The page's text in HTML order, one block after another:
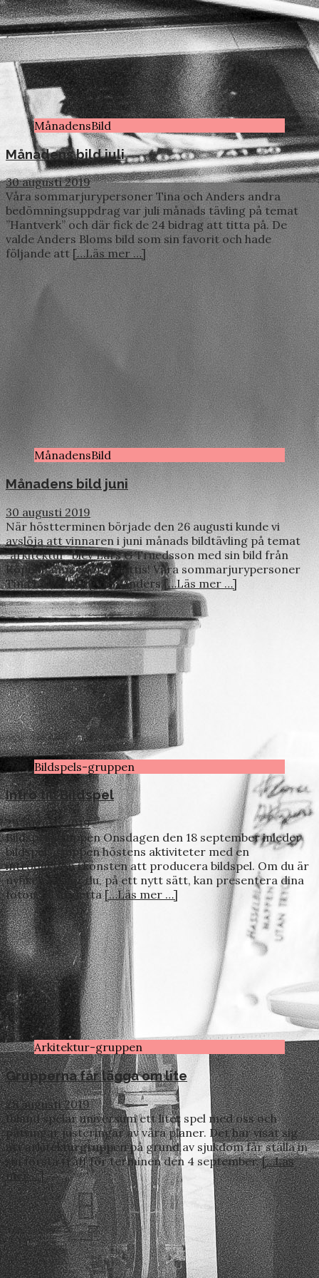
MånadensBild
Månadens bild juli
30 augusti 2019
Våra sommarjurypersoner Tina och Anders andra
bedömningsuppdrag var juli månads tävling på temat
”Hantverk” och där fick de 24 bidrag att titta på. De
valde Anders Bloms bild som sin favorit och hade
följande att[…Läs mer …]
MånadensBild
Månadens bild juni
30 augusti 2019
När höstterminen började den 26 augusti kunde vi
avslöja att vinnaren i juni månads bildtävling på temat
”arkitektur” blev Lars G Truedsson med sin bild från
Köpenhamn. Stort grattis! Våra sommarjurypersoner
Tina Löwenborg och Anders[…Läs mer …]
Bildspels-gruppen
Intro till Bildspel
29 augusti 2019
Bildspelsgruppen Onsdagen den 18 september inleder
bildspelsgruppen höstens aktiviteter med en
introduktion i konsten att producera bildspel. Om du är
nyfiken på hur du, på ett nytt sätt, kan presentera dina
foton, så är detta[…Läs mer …]
Arkitektur-gruppen
Grupperna får lägga om lite
28 augusti 2019
Ibland spelar universum ett litet spel med oss och
påtvingar justeringar av våra planer. Det har visat sig
att arkitekturgruppen på grund av sjukdom får ställa in
sin första träff för terminen den 4 september.[…Läs
mer …]